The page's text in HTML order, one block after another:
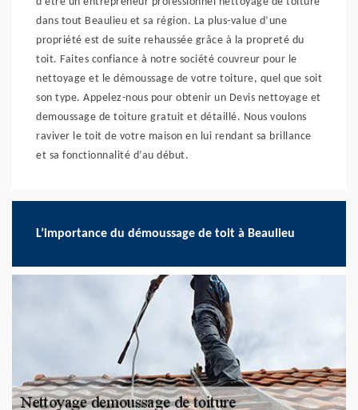
dans tout Beaulieu et sa région. La plus-value d’une
propriété est de suite rehaussée grâce à la propreté du
toit. Faites confiance à notre société couvreur pour le
nettoyage et le démoussage de votre toiture, quel que soit
son type. Appelez-nous pour obtenir un Devis nettoyage et
demoussage de toiture gratuit et détaillé. Nous voulons
raviver le toit de votre maison en lui rendant sa brillance
et sa fonctionnalité d’au début.
L’importance du démoussage de toit à Beaulieu